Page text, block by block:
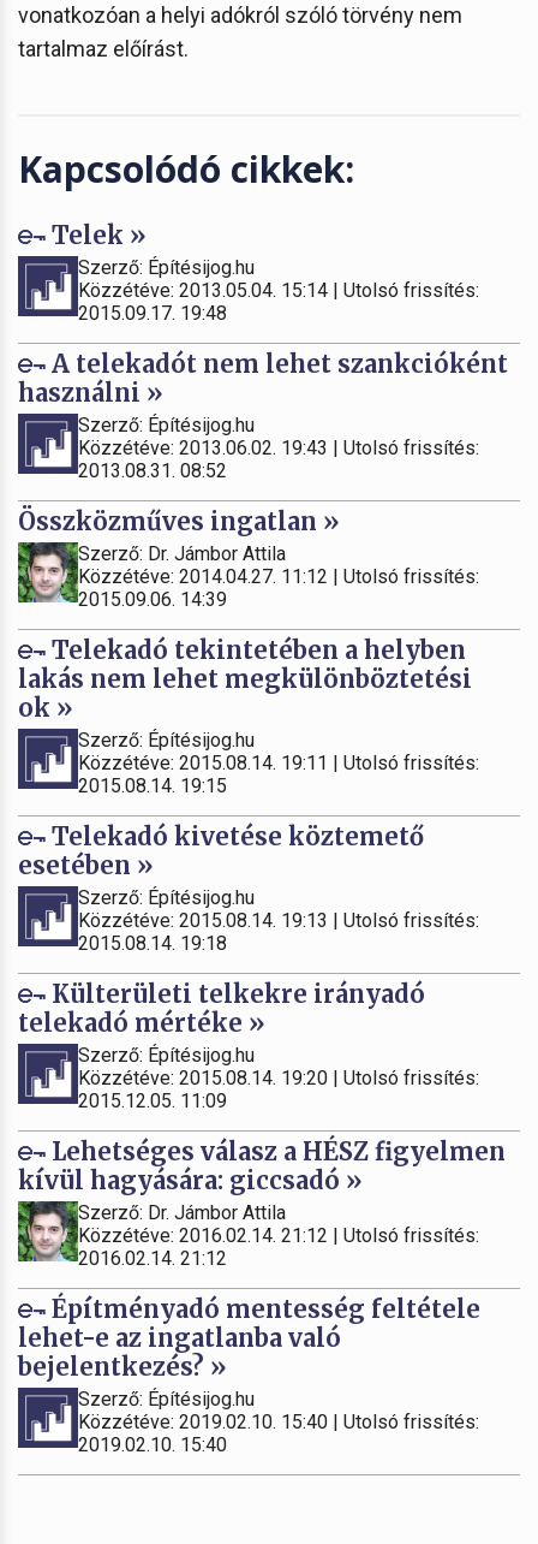
vonatkozóan a helyi adókról szóló törvény nem
tartalmaz előírást.
Kapcsolódó cikkek:
Telek »
Szerző: Építésijog.hu
Közzétéve: 2013.05.04. 15:14 | Utolsó frissítés:
2015.09.17. 19:48
A telekadót nem lehet szankcióként
használni »
Szerző: Építésijog.hu
Közzétéve: 2013.06.02. 19:43 | Utolsó frissítés:
2013.08.31. 08:52
Összközműves ingatlan »
Szerző: Dr. Jámbor Attila
Közzétéve: 2014.04.27. 11:12 | Utolsó frissítés:
2015.09.06. 14:39
Telekadó tekintetében a helyben
lakás nem lehet megkülönböztetési
ok »
Szerző: Építésijog.hu
Közzétéve: 2015.08.14. 19:11 | Utolsó frissítés:
2015.08.14. 19:15
Telekadó kivetése köztemető
esetében »
Szerző: Építésijog.hu
Közzétéve: 2015.08.14. 19:13 | Utolsó frissítés:
2015.08.14. 19:18
Külterületi telkekre irányadó
telekadó mértéke »
Szerző: Építésijog.hu
Közzétéve: 2015.08.14. 19:20 | Utolsó frissítés:
2015.12.05. 11:09
Lehetséges válasz a HÉSZ figyelmen
kívül hagyására: giccsadó »
Szerző: Dr. Jámbor Attila
Közzétéve: 2016.02.14. 21:12 | Utolsó frissítés:
2016.02.14. 21:12
Építményadó mentesség feltétele
lehet-e az ingatlanba való
bejelentkezés? »
Szerző: Építésijog.hu
Közzétéve: 2019.02.10. 15:40 | Utolsó frissítés:
2019.02.10. 15:40